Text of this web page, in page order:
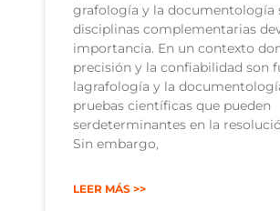
grafología y la documentología
disciplinas complementarias
importancia. En un contexto
precisión y la confiabilidad son
lagrafología y la
pruebas científicas que pueden
serdeterminantes en la
Sin embargo,
LEER MÁS >>